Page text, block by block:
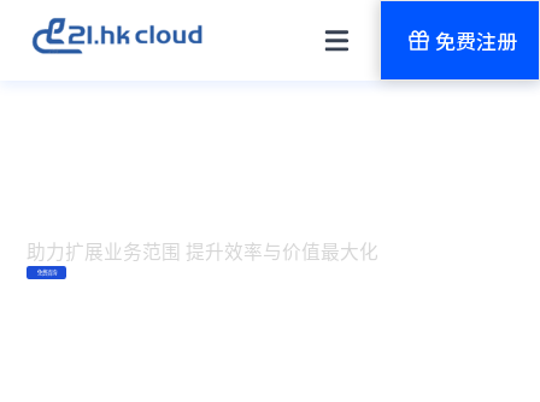
免费注册
助力扩展业务范围 提升效率与价值最大化
免费咨询